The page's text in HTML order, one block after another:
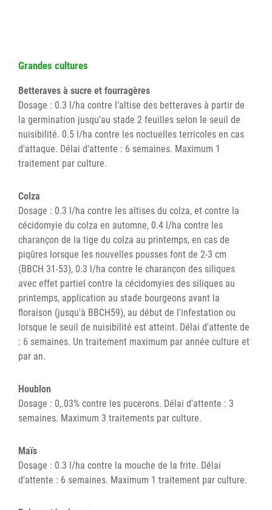
Grandes cultures
Betteraves à sucre et fourragères
Dosage : 0.3 l/ha contre l'altise des betteraves à partir de
la germination jusqu'au stade 2 feuilles selon le seuil de
nuisibilité. 0.5 l/ha contre les noctuelles terricoles en cas
d'attaque. Délai d'attente : 6 semaines. Maximum 1
traitement par culture.
Colza
Dosage : 0.3 l/ha contre les altises du colza, et contre la
cécidomyie du colza en automne, 0.4 l/ha contre les
charançon de la tige du colza au printemps, en cas de
piqûres lorsque les nouvelles pousses font de 2-3 cm
(BBCH 31-53), 0.3 l/ha contre le charançon des siliques
avec effet partiel contre la cécidomyies des siliques au
printemps, application au stade bourgeons avant la
floraison (jusqu'à BBCH59), au début de l'infestation ou
lorsque le seuil de nuisibilité est atteint. Délai d'attente de
: 6 semaines. Un traitement maximum par année culture et
par an.
Houblon
Dosage : 0,.03% contre les pucerons. Délai d'attente : 3
semaines. Maximum 3 traitements par culture.
Maïs
Dosage : 0.3 l/ha contre la mouche de la frite. Délai
d'attente : 6 semaines. Maximum 1 traitement par culture.